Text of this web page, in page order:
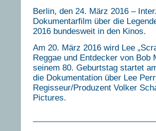
Berlin, den 24. März 2016 –
Dokumentarfilm über die
2016 bundesweit in den Kinos.
Am 20. März 2016 wird Lee
Reggae und Entdecker von Bob
seinem 80. Geburtstag startet
die Dokumentation über Lee
Regisseur/Produzent Volker
Pictures.